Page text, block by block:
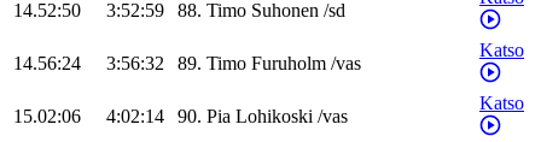
14.52:50 3:52:59 88. Timo Suhonen /sd
14.56:24 3:56:32 89. Timo Furuholm /vas
Katso
15.02:06 4:02:14 90. Pia Lohikoski /vas
Katso